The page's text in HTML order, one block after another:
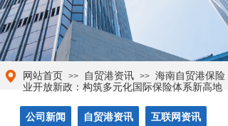
网站首页 >> 自贸港资讯 >> 海南自贸港保险
业开放新政：构筑多元化国际保险体系新高地
公司新闻 自贸港资讯 互联网资讯